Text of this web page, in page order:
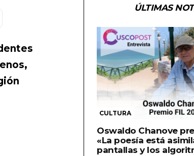
ÚLTIMAS
CULTURA
Oswaldo Chanove
«La poesía está
pantallas y los